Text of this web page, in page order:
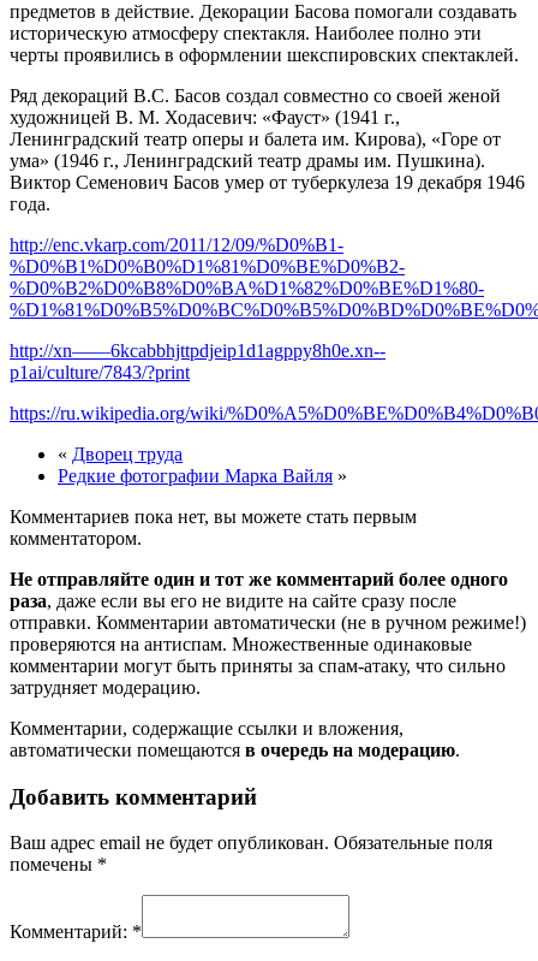
предметов в действие. Декорации Басова помогали создавать
историческую атмосферу спектакля. Наиболее полно эти
черты проявились в оформлении шекспировских спектаклей.
Ряд декораций В.С. Басов создал совместно со своей женой
художницей В. М. Ходасевич: «Фауст» (1941 г.,
Ленинградский театр оперы и балета им. Кирова), «Горе от
ума» (1946 г., Ленинградский театр драмы им. Пушкина).
Виктор Семенович Басов умер от туберкулеза 19 декабря 1946
года.
http://enc.vkarp.com/2011/12/09/%D0%B1-
%D0%B1%D0%B0%D1%81%D0%BE%D0%B2-
%D0%B2%D0%B8%D0%BA%D1%82%D0%BE%D1%80-
http://xn——6kcabbhjttpdjeip1d1agppy8h0e.xn--
p1ai/culture/7843/?print
https://ru.wikipedia.org/wiki/
« Дворец труда
Редкие фотографии Марка Вайля »
Комментариев пока нет, вы можете стать первым
комментатором.
Не отправляйте один и тот же комментарий более одного
раза, даже если вы его не видите на сайте сразу после
отправки. Комментарии автоматически (не в ручном режиме!)
проверяются на антиспам. Множественные одинаковые
комментарии могут быть приняты за спам-атаку, что сильно
затрудняет модерацию.
Комментарии, содержащие ссылки и вложения,
автоматически помещаются в очередь на модерацию.
Добавить комментарий
Ваш адрес email не будет опубликован. Обязательные поля
помечены *
Комментарий: *